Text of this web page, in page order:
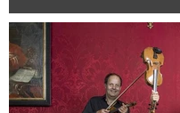
dalej